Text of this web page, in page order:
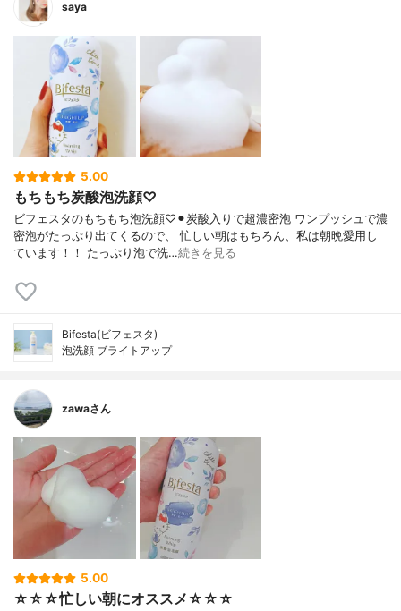
saya
5.00
もちもち炭酸泡洗顔♡
ビフェスタのもちもち泡洗顔♡⚫︎炭酸入りで超濃密泡 ワンプッシュで濃
密泡がたっぷり出てくるので、 忙しい朝はもちろん、私は朝晩愛用し
ています！！ たっぷり泡で洗…続きを見る
Bifesta(ビフェスタ)
泡洗顔 ブライトアップ
zawaさん
5.00
☆☆☆忙しい朝にオススメ☆☆☆